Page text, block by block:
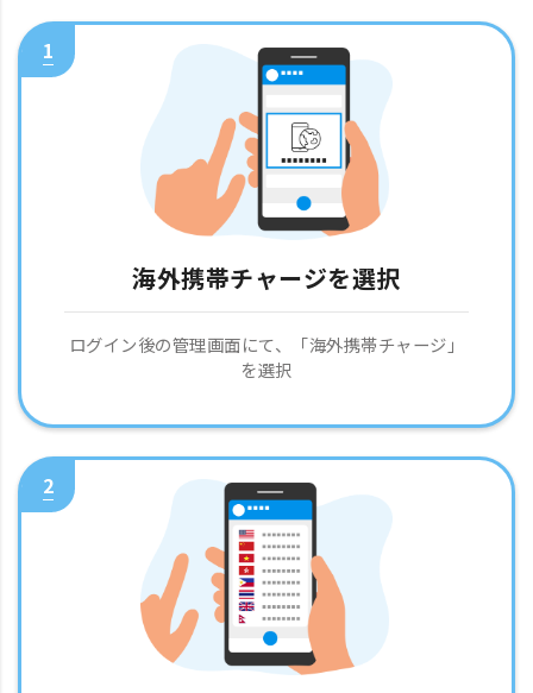
1
海外携帯チャージを選択
ログイン後の管理画面にて、「海外携帯チャージ」
を選択
2